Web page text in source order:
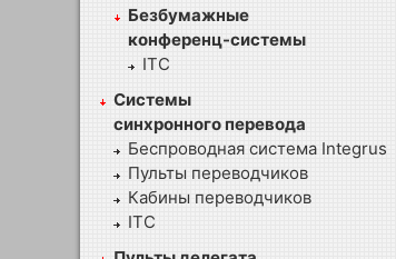
Безбумажные
конференц-системы
ITC
Системы
синхронного перевода
Беспроводная система Integrus
Пульты переводчиков
Кабины переводчиков
ITC